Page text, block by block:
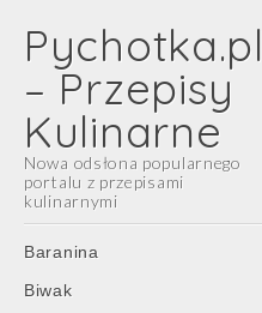
Pychotka.pl
– Przepisy
Kulinarne
Nowa odsłona popularnego
portalu z przepisami
kulinarnymi
Main
menu
Skip
content
Baranina
Biwak